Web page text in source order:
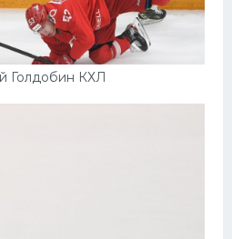
Голдобин КХЛ